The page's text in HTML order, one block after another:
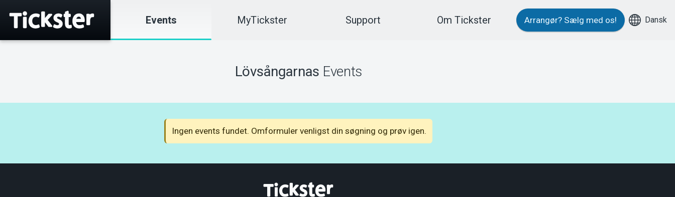
Events MyTickster Support Om Tickster Arrangør? Sælg med os! Dansk
Lövsångarnas Events
Ingen events fundet. Omformuler venligst din søgning og prøv igen.